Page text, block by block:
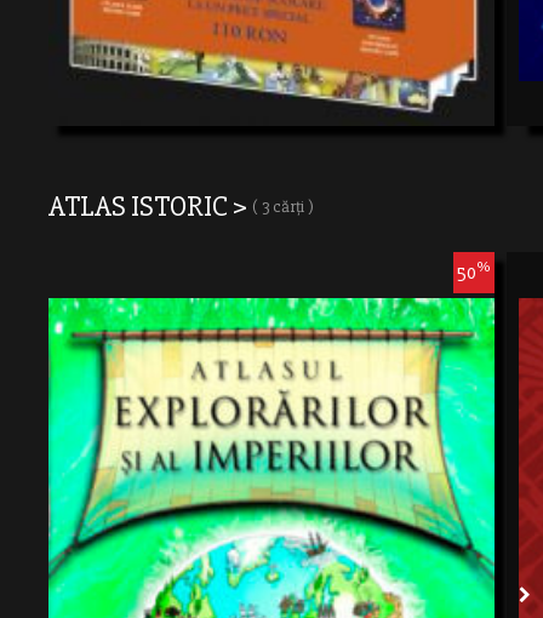
ATLAS ISTORIC > ( 3 cărți )
50%